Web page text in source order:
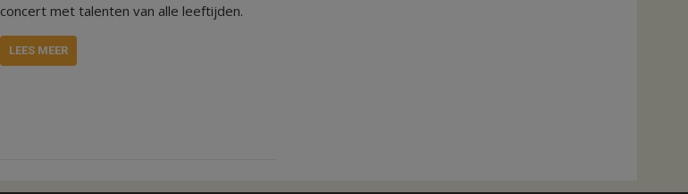
concert met talenten van alle leeftijden.
LEES MEER